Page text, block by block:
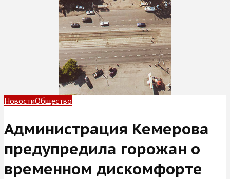
НовостиОбщество
Администрация Кемерова
предупредила горожан о
временном дискомфорте